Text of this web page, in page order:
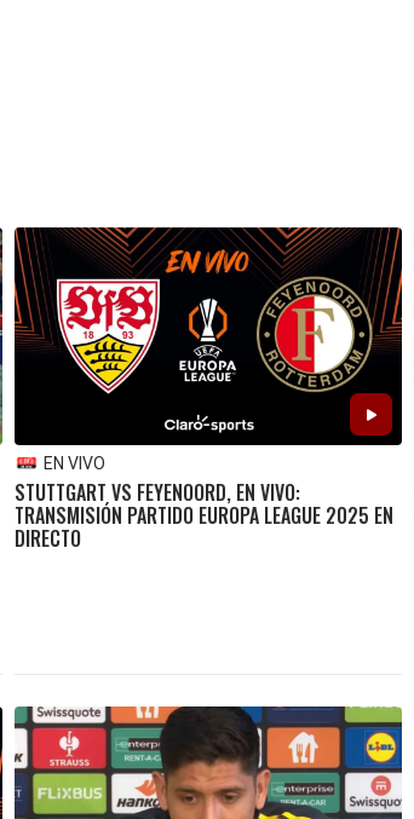
EN VIVO
STUTTGART VS FEYENOORD, EN VIVO:
TRANSMISIÓN PARTIDO EUROPA LEAGUE 2025 EN
DIRECTO